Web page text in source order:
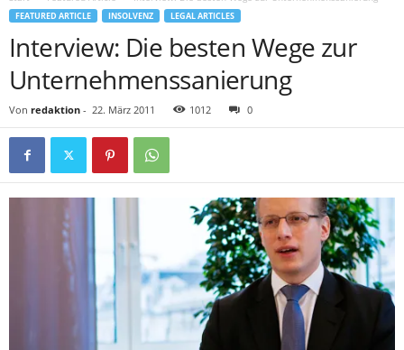
FEATURED ARTICLE INSOLVENZ LEGAL ARTICLES
Interview: Die besten Wege zur
Unternehmenssanierung
Von redaktion - 22. März 2011 1012 0